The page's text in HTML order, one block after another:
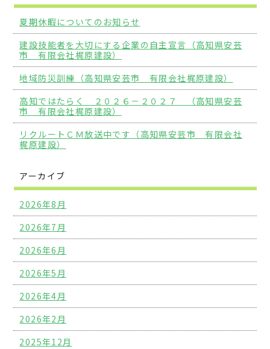
夏期休暇についてのお知らせ
建設技能者を大切にする企業の自主宣言（高知県安芸
市 有限会社梶原建設）
地域防災訓練（高知県安芸市 有限会社梶原建設）
高知ではたらく ２０２６－２０２７ （高知県安芸
市 有限会社梶原建設）
リクルートＣＭ放送中です（高知県安芸市 有限会社
梶原建設）
アーカイブ
2026年8月
2026年7月
2026年6月
2026年5月
2026年4月
2026年2月
2025年12月